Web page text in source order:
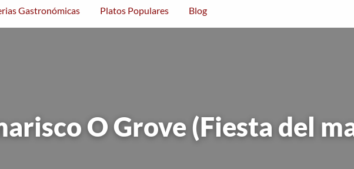
Gastronómicas Platos Populares Blog
O Grove (Fiesta del